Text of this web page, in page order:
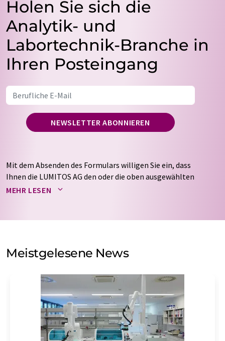
Holen Sie sich die
Analytik- und
Labortechnik-Branche in
Ihren Posteingang
NEWSLETTER ABONNIEREN
Mit dem Absenden des Formulars willigen Sie ein, dass
Ihnen die LUMITOS AG den oder die oben ausgewählten
Newsletter per E-Mail zusendet. Ihre Daten werden
auf Basis unsererDatenschutzerklärung. LUMITOS darf
Meinungsforschung per E-Mail kontaktieren. Ihre
Einwilligung können Sie jederzeit ohne Angabe von
Str. 2, 12489 Berlin oder per E-Mail unter
widerruf@lumitos.commit Wirkung für die Zukunft
widerrufen. Zudem ist in jeder E-Mail ein Link zur
Abbestellung des entsprechenden Newsletters
enthalten.
MEHR LESEN
Meistgelesene News